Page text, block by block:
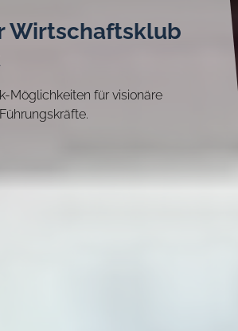
Wirtschaftsklub
Möglichkeiten für visionäre